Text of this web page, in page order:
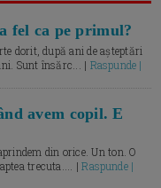
fel ca pe primul?
dorit, după ani de așteptări
Sunt însărc... | Raspunde |
avem copil. E
din orice. Un ton. O
trecuta.... |Raspunde |